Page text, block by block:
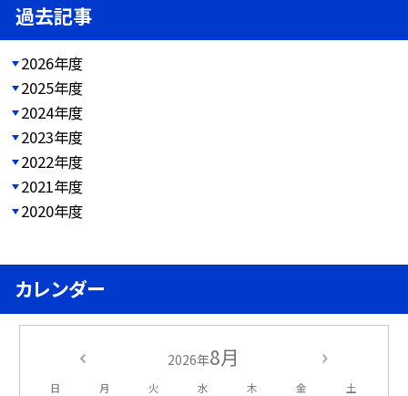
過去記事
2026年度
2025年度
2024年度
2023年度
2022年度
2021年度
2020年度
カレンダー
2026年8月
日 月 火 水 木 金 土